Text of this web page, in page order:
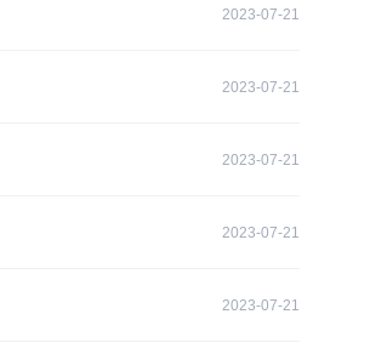
2023-07-21
2023-07-21
2023-07-21
2023-07-21
2023-07-21